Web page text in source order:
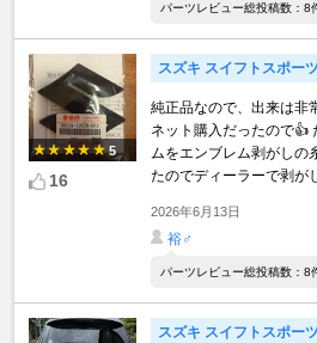
パーツレビュー総投稿数：8
5
16
スズキ スイフトスポーツ
純正品なので、出来は非
ネット購入だったので👍
ムをエンブレム剥がしの
たのでディーラーで剥が
2026年6月13日
裕♂
パーツレビュー総投稿数：8
スズキ スイフトスポーツ